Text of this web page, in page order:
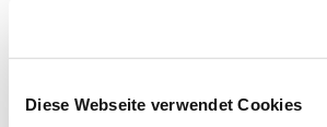
Diese Webseite verwendet Cookies
Kirchenmusik